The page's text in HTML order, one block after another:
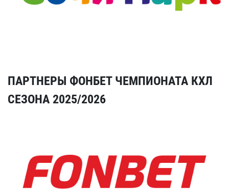
ПАРТНЕРЫ ФОНБЕТ ЧЕМПИОНАТА КХЛ
СЕЗОНА 2025/2026